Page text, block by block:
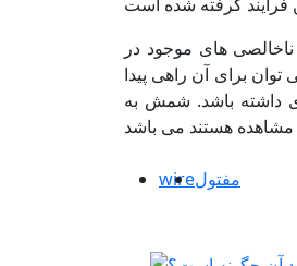
های موجود در
برای آن راهی پیدا
داشته باشد. شمش به
wireمفتول